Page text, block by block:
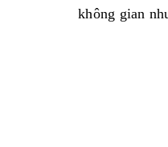
không gian